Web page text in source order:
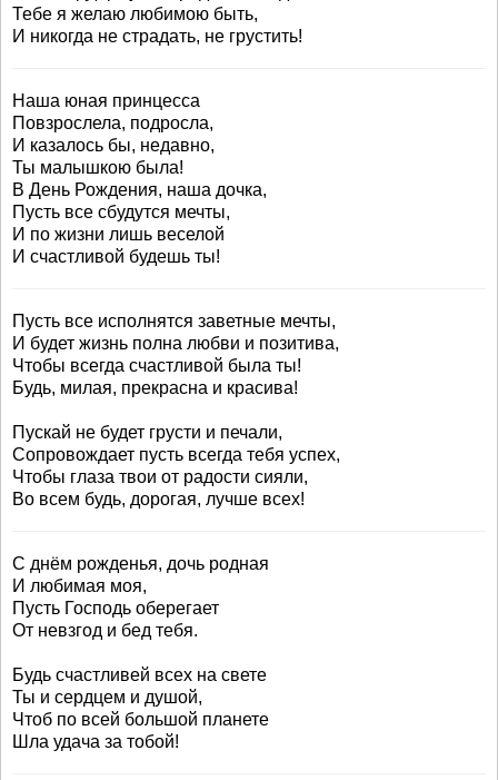
Тебе я желаю любимою быть,
И никогда не страдать, не грустить!
Наша юная принцесса
Повзрослела, подросла,
И казалось бы, недавно,
Ты малышкою была!
В День Рождения, наша дочка,
Пусть все сбудутся мечты,
И по жизни лишь веселой
И счастливой будешь ты!
Пусть все исполнятся заветные мечты,
И будет жизнь полна любви и позитива,
Чтобы всегда счастливой была ты!
Будь, милая, прекрасна и красива!
Пускай не будет грусти и печали,
Сопровождает пусть всегда тебя успех,
Чтобы глаза твои от радости сияли,
Во всем будь, дорогая, лучше всех!
С днём рожденья, дочь родная
И любимая моя,
Пусть Господь оберегает
От невзгод и бед тебя.
Будь счастливей всех на свете
Ты и сердцем и душой,
Чтоб по всей большой планете
Шла удача за тобой!